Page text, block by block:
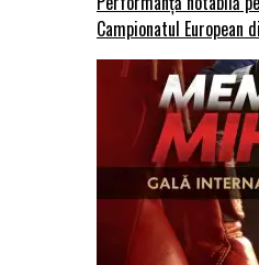
Campionatul European